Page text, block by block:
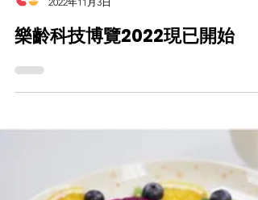
CareFood
2022年11月3日
樂齡科技博覽2022現已開始